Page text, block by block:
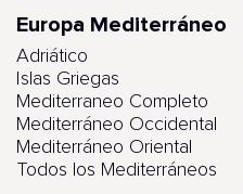
Europa Mediterráneo
Adriático
Islas Griegas
Mediterraneo Completo
Mediterráneo Occidental
Mediterráneo Oriental
Todos los Mediterráneos